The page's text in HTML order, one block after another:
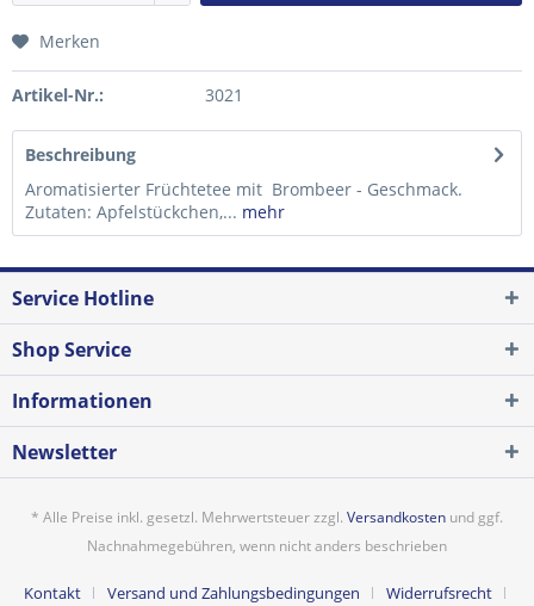
Merken
Artikel-Nr.: 3021
Beschreibung
Aromatisierter Früchtetee mit Brombeer - Geschmack.
Zutaten: Apfelstückchen,... mehr
Service Hotline
Shop Service
Informationen
Newsletter
* Alle Preise inkl. gesetzl. Mehrwertsteuer zzgl. Versandkosten und ggf.
Nachnahmegebühren, wenn nicht anders beschrieben
Kontakt Versand und Zahlungsbedingungen Widerrufsrecht